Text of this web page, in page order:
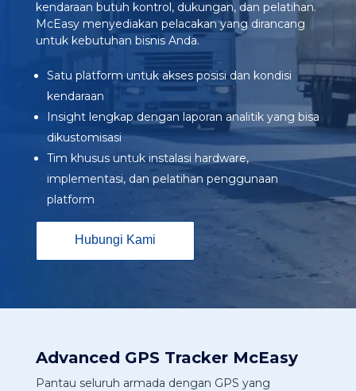
kendaraan butuh kontrol, dukungan, dan pelatihan.
McEasy menyediakan pelacakan yang dirancang
untuk kebutuhan bisnis Anda.​
Satu platform untuk akses posisi dan kondisi
kendaraan
Insight lengkap dengan laporan analitik yang bisa
dikustomisasi
Tim khusus untuk instalasi hardware,
implementasi, dan pelatihan penggunaan
platform
Hubungi Kami
Advanced GPS Tracker McEasy
Pantau seluruh armada dengan GPS yang